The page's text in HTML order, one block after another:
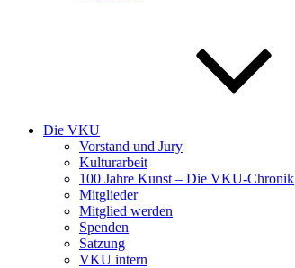
Die VKU
Vorstand und Jury
Kulturarbeit
100 Jahre Kunst – Die VKU-Chronik
Mitglieder
Mitglied werden
Spenden
Satzung
VKU intern